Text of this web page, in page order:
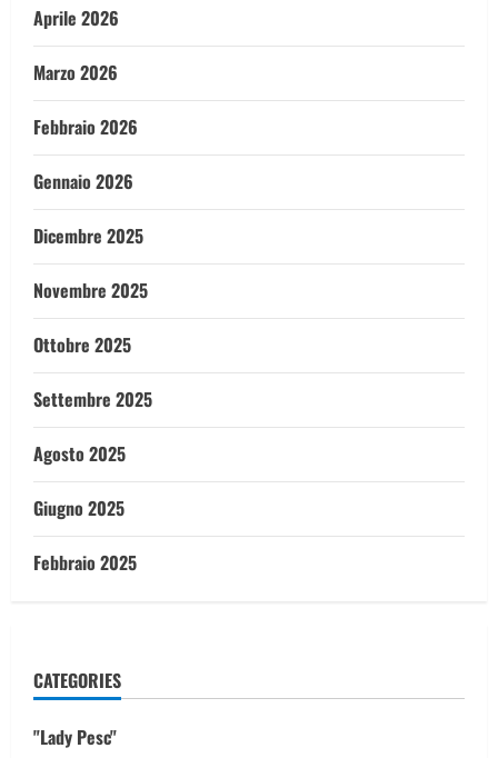
Aprile 2026
Marzo 2026
Febbraio 2026
Gennaio 2026
Dicembre 2025
Novembre 2025
Ottobre 2025
Settembre 2025
Agosto 2025
Giugno 2025
Febbraio 2025
CATEGORIES
"Lady Pesc"